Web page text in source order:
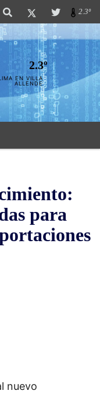
2.3º
2.3º
EN VILLA
ALLENDE
para
nuevo